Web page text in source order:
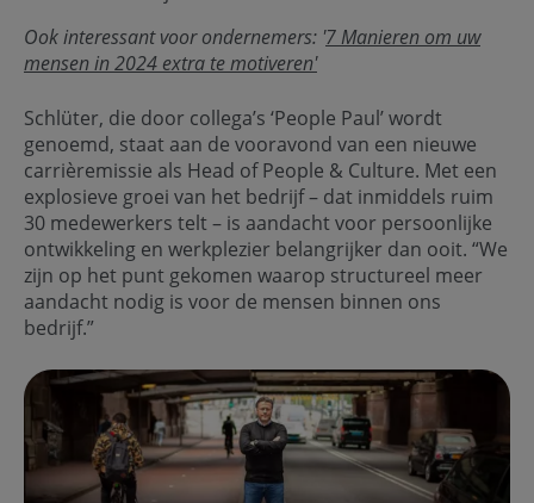
Ook interessant voor ondernemers: '7 Manieren om uw
mensen in 2024 extra te motiveren'
Schlüter, die door collega’s ‘People Paul’ wordt
genoemd, staat aan de vooravond van een nieuwe
carrièremissie als Head of People & Culture. Met een
explosieve groei van het bedrijf – dat inmiddels ruim
30 medewerkers telt – is aandacht voor persoonlijke
ontwikkeling en werkplezier belangrijker dan ooit. “We
zijn op het punt gekomen waarop structureel meer
aandacht nodig is voor de mensen binnen ons
bedrijf.”